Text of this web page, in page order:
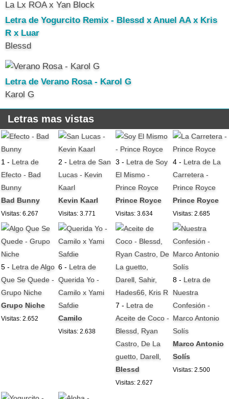
Letra de Yogurcito Remix - Blessd x Anuel AA x Kris
R x Luar
Blessd
Letra de Verano Rosa - Karol G
Karol G
Letras mas vistas
1 - Letra de
Efecto - Bad
Bunny
Bad Bunny
Visitas: 6.267
2 - Letra de San
Lucas - Kevin
Kaarl
Kevin Kaarl
Visitas: 3.771
3 - Letra de Soy
El Mismo -
Prince Royce
Prince Royce
Visitas: 3.634
4 - Letra de La
Carretera -
Prince Royce
Prince Royce
Visitas: 2.685
5 - Letra de Algo
Que Se Quede -
Grupo Niche
Grupo Niche
Visitas: 2.652
6 - Letra de
Querida Yo -
Camilo x Yami
Safdie
Camilo
Visitas: 2.638
7 - Letra de
Aceite de Coco -
Blessd, Ryan
Castro, De La
guetto, Darell,
Blessd
Visitas: 2.627
8 - Letra de
Nuestra
Confesión -
Marco Antonio
Solís
Marco Antonio
Solís
Visitas: 2.500